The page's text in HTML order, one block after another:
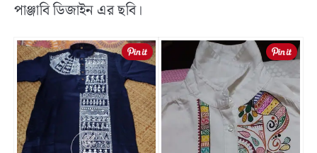
পাঞ্জাবি ডিজাইন এর ছবি।